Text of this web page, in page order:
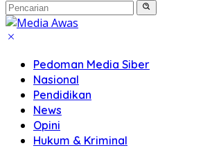
Pedoman Media Siber
Nasional
Pendidikan
News
Opini
Hukum & Kriminal